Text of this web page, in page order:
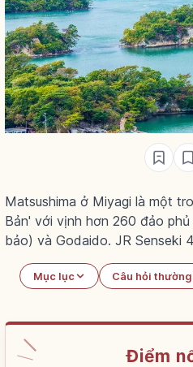
Matsushima ở Miyagi là một
Bản' với vịnh hơn 260 đảo
bảo) và Godaido. JR Senseki
Mục lục Câu hỏi
Điểm